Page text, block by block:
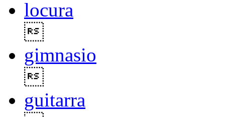
locura
gimnasio
guitarra